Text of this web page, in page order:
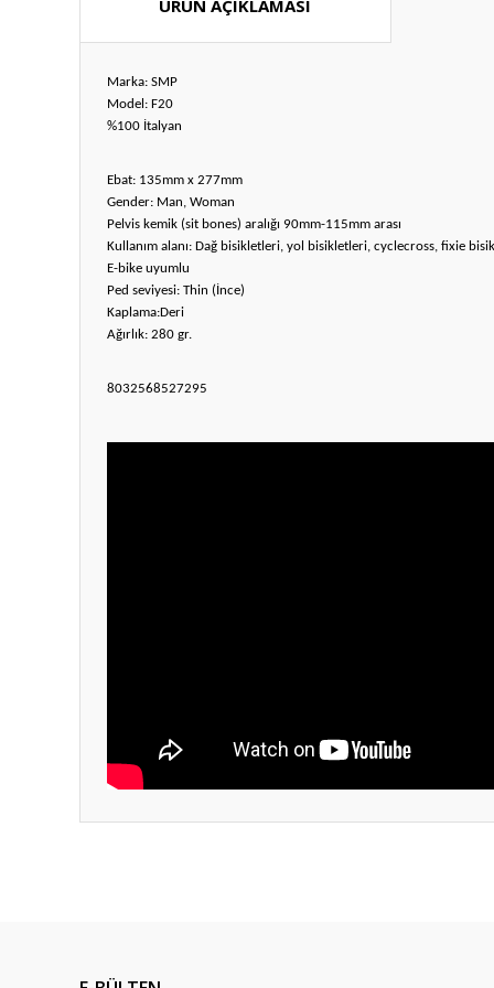
ÜRÜN AÇIKLAMASI
Marka: SMP
Model: F20
%100 İtalyan
Ebat: 135mm x 277mm
Gender: Man, Woman
Pelvis kemik (sit bones) aralığı 90mm-115mm arası
Kullanım alanı: Dağ bisikletleri, yol bisikletleri, cyclecross, fixie
E-bike uyumlu
Ped seviyesi: Thin (İnce)
Kaplama:Deri
Ağırlık: 280 gr.
8032568527295